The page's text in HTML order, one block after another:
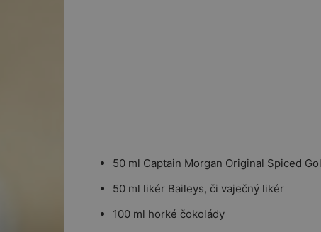
50 ml Captain Morgan Original Spiced
50 ml likér Baileys, či vaječný likér
100 ml horké čokolády